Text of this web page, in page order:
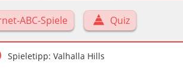
ABC-Spiele Quiz
Spieletipp: Valhalla Hills